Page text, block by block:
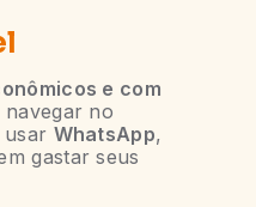
e com
navegar no
WhatsApp,
gastar seus